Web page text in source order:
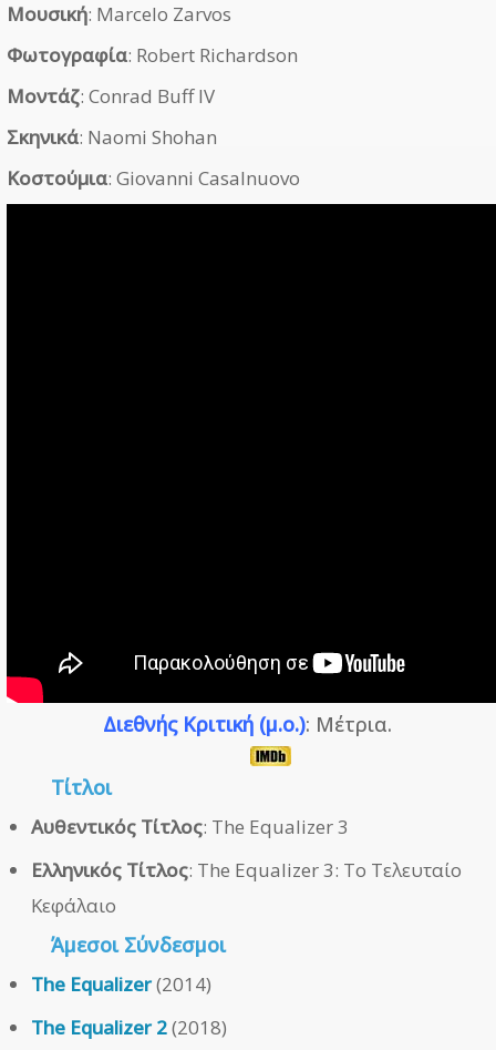
Μουσική: Marcelo Zarvos
Φωτογραφία: Robert Richardson
Μοντάζ: Conrad Buff IV
Σκηνικά: Naomi Shohan
Κοστούμια: Giovanni Casalnuovo
Διεθνής Κριτική (μ.ο.): Μέτρια.
Τίτλοι
Αυθεντικός Τίτλος: The Equalizer 3
Ελληνικός Τίτλος: The Equalizer 3: Το Τελευταίο
Κεφάλαιο
Άμεσοι Σύνδεσμοι
The Equalizer(2014)
The Equalizer 2(2018)